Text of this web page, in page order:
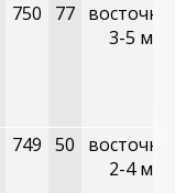
750 77
3-5 м/с
749 50
2-4 м/с